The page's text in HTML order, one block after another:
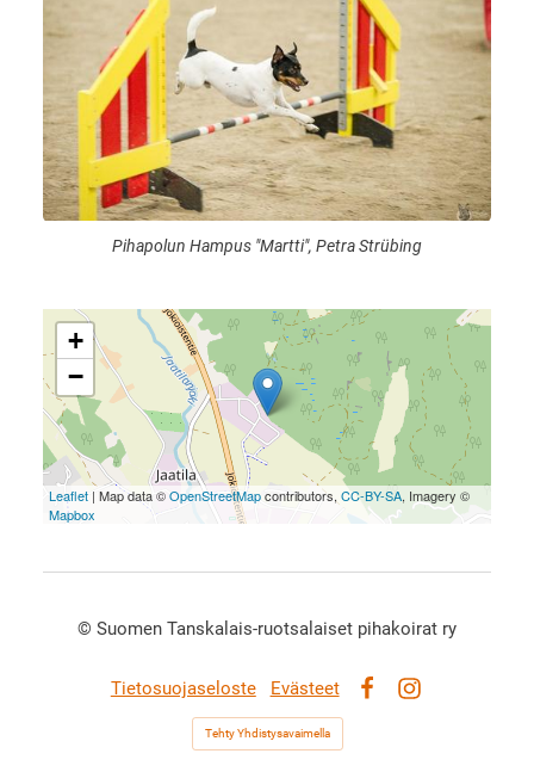
Pihapolun Hampus "Martti", Petra Strübing
+
−
Leaflet| Map data ©OpenStreetMapcontributors, CC-BY-SA, Imagery ©
Mapbox
© Suomen Tanskalais-ruotsalaiset pihakoirat ry
Tietosuojaseloste
Evästeet
Tehty Yhdistysavaimella